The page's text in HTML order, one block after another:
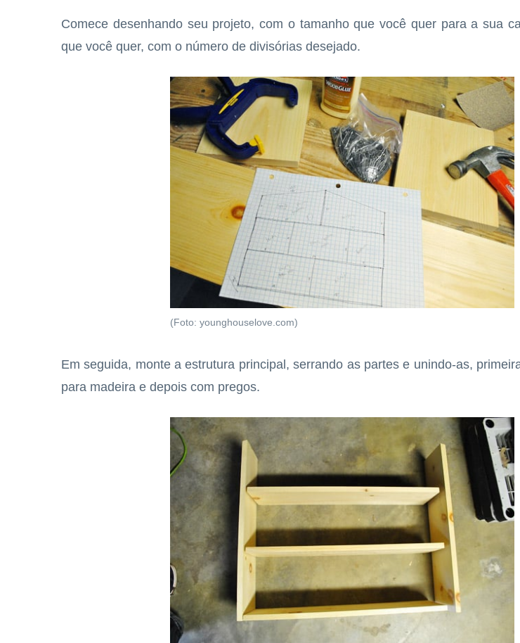
Comece desenhando seu projeto, com o tamanho que você quer para a sua
que você quer, com o número de divisórias desejado.
(Foto: younghouselove.com)
Em seguida, monte a estrutura principal, serrando as partes e unindo-as,
para madeira e depois com pregos.